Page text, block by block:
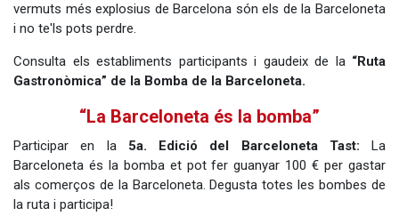
vermuts més explosius de Barcelona són els de la Barceloneta
i no te'ls pots perdre.
Consulta els establiments participants i gaudeix de la “Ruta
Gastronòmica” de la Bomba de la Barceloneta.
“La Barceloneta és la bomba”
Participar en la 5a. Edició del Barceloneta Tast: La
Barceloneta és la bomba et pot fer guanyar 100 € per gastar
als comerços de la Barceloneta. Degusta totes les bombes de
la ruta i participa!